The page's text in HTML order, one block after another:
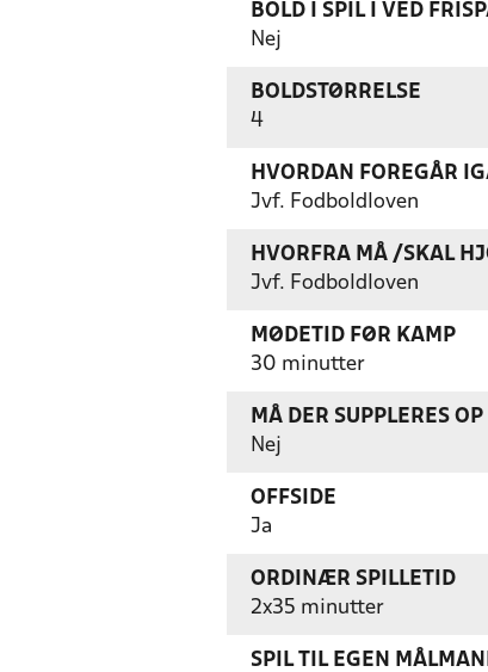
BOLD I SPIL I VED
Nej
BOLDSTØRRELSE
4
HVORDAN FOREGÅR
Jvf. Fodboldloven
HVORFRA MÅ /SKAL
Jvf. Fodboldloven
MØDETID FØR KAMP
30 minutter
MÅ DER SUPPLERES
Nej
OFFSIDE
Ja
ORDINÆR SPILLETID
2x35 minutter
SPIL TIL EGEN